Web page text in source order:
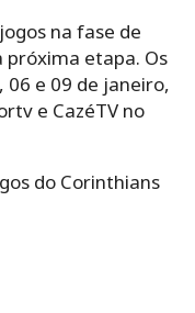
na fase de
próxima etapa. Os
06 e 09 de janeiro,
e CazéTV no
do Corinthians